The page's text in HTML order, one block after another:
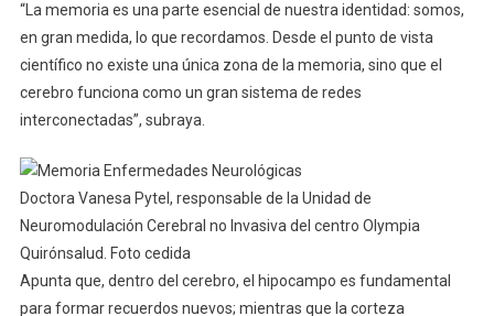
“La memoria es una parte esencial de nuestra identidad: somos,
en gran medida, lo que recordamos. Desde el punto de vista
científico no existe una única zona de la memoria, sino que el
cerebro funciona como un gran sistema de redes
interconectadas”, subraya.
Doctora Vanesa Pytel, responsable de la Unidad de
Neuromodulación Cerebral no Invasiva del centro Olympia
Quirónsalud. Foto cedida
Apunta que, dentro del cerebro, el hipocampo es fundamental
para formar recuerdos nuevos; mientras que la corteza